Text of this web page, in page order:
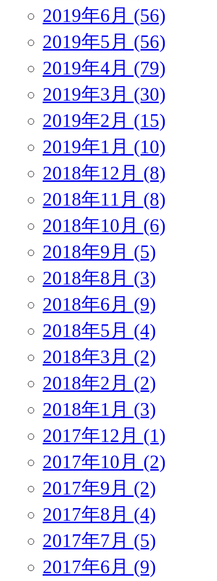
2019年6月 (56)
2019年5月 (56)
2019年4月 (79)
2019年3月 (30)
2019年2月 (15)
2019年1月 (10)
2018年12月 (8)
2018年11月 (8)
2018年10月 (6)
2018年9月 (5)
2018年8月 (3)
2018年6月 (9)
2018年5月 (4)
2018年3月 (2)
2018年2月 (2)
2018年1月 (3)
2017年12月 (1)
2017年10月 (2)
2017年9月 (2)
2017年8月 (4)
2017年7月 (5)
2017年6月 (9)